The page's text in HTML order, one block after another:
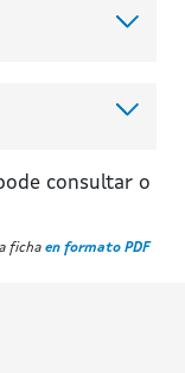
consultar o
ficha en formato PDF